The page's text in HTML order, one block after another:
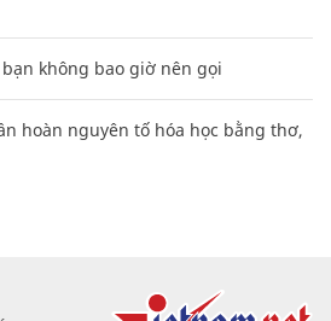
không bao giờ nên gọi
hoàn nguyên tố hóa học bằng thơ,